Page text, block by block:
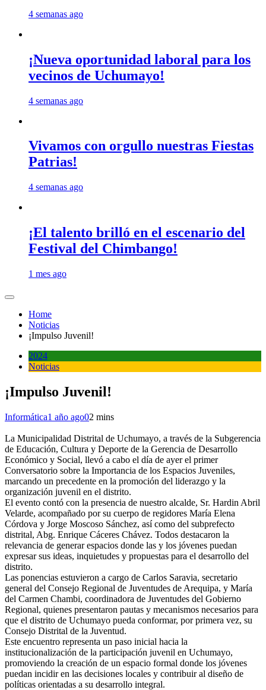
4 semanas ago
¡Nueva oportunidad laboral para los
vecinos de Uchumayo!
4 semanas ago
Vivamos con orgullo nuestras Fiestas
Patrias!
4 semanas ago
¡El talento brilló en el escenario del
Festival del Chimbango!
1 mes ago
Home
Noticias
¡Impulso Juvenil!
2024
Noticias
¡Impulso Juvenil!
Informática1 año ago02 mins
La Municipalidad Distrital de Uchumayo, a través de la Subgerencia
de Educación, Cultura y Deporte de la Gerencia de Desarrollo
Económico y Social, llevó a cabo el día de ayer el primer
Conversatorio sobre la Importancia de los Espacios Juveniles,
marcando un precedente en la promoción del liderazgo y la
organización juvenil en el distrito.
El evento contó con la presencia de nuestro alcalde, Sr. Hardin Abril
Velarde, acompañado por su cuerpo de regidores María Elena
Córdova y Jorge Moscoso Sánchez, así como del subprefecto
distrital, Abg. Enrique Cáceres Chávez. Todos destacaron la
relevancia de generar espacios donde las y los jóvenes puedan
expresar sus ideas, inquietudes y propuestas para el desarrollo del
distrito.
Las ponencias estuvieron a cargo de Carlos Saravia, secretario
general del Consejo Regional de Juventudes de Arequipa, y María
del Carmen Chambi, coordinadora de Juventudes del Gobierno
Regional, quienes presentaron pautas y mecanismos necesarios para
que el distrito de Uchumayo pueda conformar, por primera vez, su
Consejo Distrital de la Juventud.
Este encuentro representa un paso inicial hacia la
institucionalización de la participación juvenil en Uchumayo,
promoviendo la creación de un espacio formal donde los jóvenes
puedan incidir en las decisiones locales y contribuir al diseño de
políticas orientadas a su desarrollo integral.